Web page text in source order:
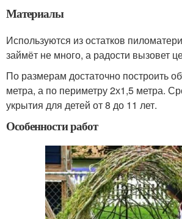
Материалы
Используются из остатков
займёт не много, а радости вызовет
По размерам достаточно построить
метра, а по периметру 2х1,5 метра.
укрытия для детей от 8 до 11 лет.
Особенности работ